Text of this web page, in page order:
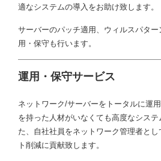
適なシステムの導入をお助け致します。
サーバーのパッチ適用、ウィルスパタ
用・保守も行います。
運用・保守サービス
ネットワーク/サーバーをトータルに運
を持った人材がいなくても高度なシステ
た、自社社員をネットワーク管理者と
ト削減に貢献致します。